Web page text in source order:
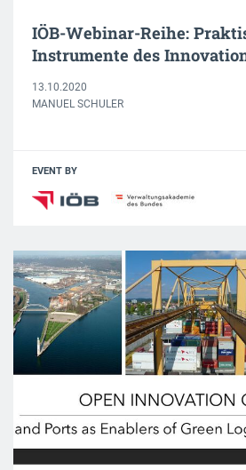
IÖB-Webinar-Reihe:
Instrumente des
13.10.2020
MANUEL SCHULER
EVENT BY